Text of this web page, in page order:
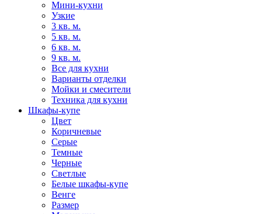
Мини-кухни
Узкие
3 кв. м.
5 кв. м.
6 кв. м.
9 кв. м.
Все для кухни
Варианты отделки
Мойки и смесители
Техника для кухни
Шкафы-купе
Цвет
Коричневые
Серые
Темные
Черные
Светлые
Белые шкафы-купе
Венге
Размер